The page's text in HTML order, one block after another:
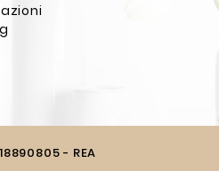
- REA